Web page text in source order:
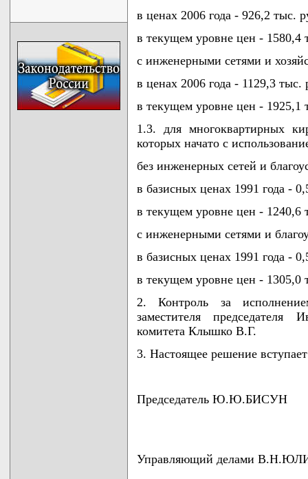
в ценах 2006 года - 926,2 тыс.
в текущем уровне цен - 1580,4
с инженерными сетями и
в ценах 2006 года - 1129,3 тыс.
в текущем уровне цен - 1925,1
1.3. для многоквартирных
которых начато с
без инженерных сетей и
в базисных ценах 1991 года -
в текущем уровне цен - 1240,6
с инженерными сетями и
в базисных ценах 1991 года -
в текущем уровне цен - 1305,0
2. Контроль за
заместителя председателя
комитета Клышко В.Г.
3. Настоящее решение
Председатель Ю.Ю.БИСУН
Управляющий делами